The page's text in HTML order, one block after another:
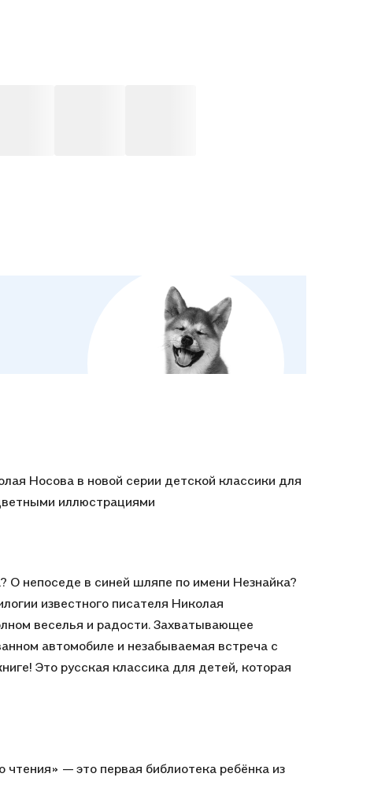
(16,2 х 21 см) — ребёнку удобно
подарком на День рождения или другой
качественному и яркому оформлению.
Носова в новой серии детской классики для
иллюстрациями
О непоседе в синей шляпе по имени Незнайка?
известного писателя Николая
веселья и радости. Захватывающее
автомобиле и незабываемая встреча с
Это русская классика для детей, которая
— это первая библиотека ребёнка из